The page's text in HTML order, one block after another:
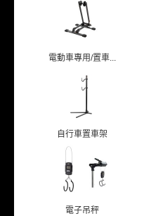
電動車專用/置車...
自行車置車架
電子吊秤